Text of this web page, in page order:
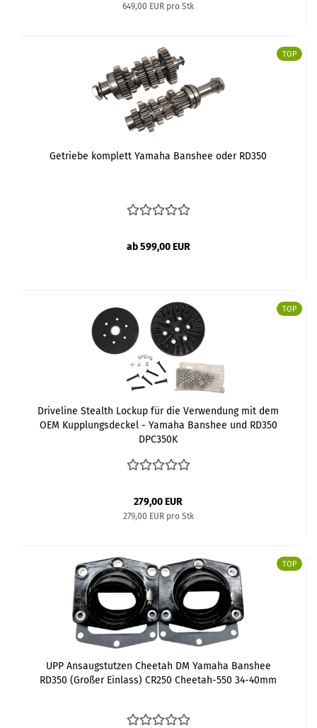
649,00 EUR pro Stk
TOP
Getriebe komplett Yamaha Banshee oder RD350
ab 599,00 EUR
TOP
Driveline Stealth Lockup für die Verwendung mit dem
OEM Kupplungsdeckel - Yamaha Banshee und RD350
DPC350K
279,00 EUR
279,00 EUR pro Stk
TOP
UPP Ansaugstutzen Cheetah DM Yamaha Banshee
RD350 (Großer Einlass) CR250 Cheetah-550 34-40mm